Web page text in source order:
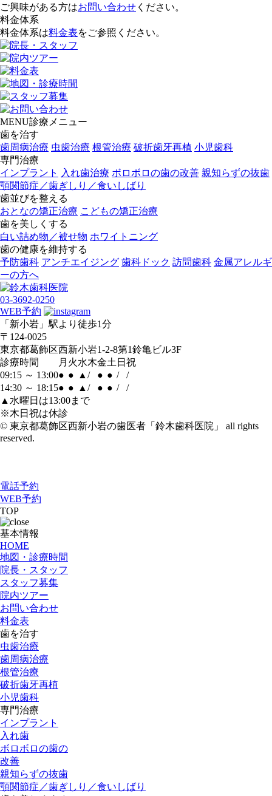
ご興味がある方はお問い合わせ ください。
料金体系
料金体系は料金表をご参照ください。
MENU診療メニュー
歯を治す
歯周病治療 虫歯治療 根管治療 破折歯牙再植 小児歯科
専門治療
インプラント
入れ歯治療 ボロボロの歯の改善 親知らずの抜歯
顎関節症／歯ぎしり／食いしばり
歯並びを整える
おとなの矯正治療 こどもの矯正治療
歯を美しくする
白い詰め物／被せ物 ホワイトニング
歯の健康を維持する
予防歯科 アンチエイジング 歯科ドック 訪問歯科 金属アレルギ
ーの方へ
03-3692-0250
WEB予約
「新小岩」駅より徒歩1分
〒124-0025
東京都葛飾区西新小岩1-2-8第1鈴亀ビル3F
診療時間
月 火水木金土 日 祝
09:15 ～ 13:00● ● ▲ / ● ● /
/
14:30 ～ 18:15● ● ▲ / ● ● /
/
▲水曜日は13:00まで
※木日祝は休診
© 東京都葛飾区西新小岩の歯医者「鈴木歯科医院」 all rights
reserved.
電話予約
WEB予約
TOP
基本情報
HOME
地図・診療時間
院長・スタッフ
スタッフ募集
院内ツアー
お問い合わせ
料金表
歯を治す
虫歯治療
歯周病治療
根管治療
破折歯牙再植
小児歯科
専門治療
インプラント
入れ歯
ボロボロの歯の
改善
親知らずの抜歯
顎関節症／歯ぎしり／食いしばり